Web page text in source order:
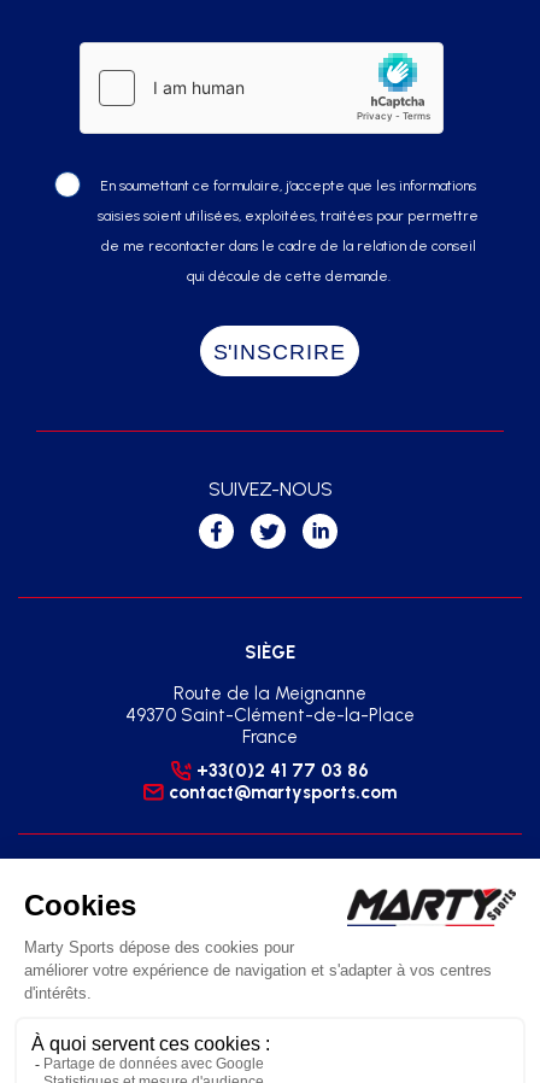
En soumettant ce formulaire, j’accepte que les informations
saisies soient utilisées, exploitées, traitées pour permettre
de me recontacter dans le cadre de la relation de conseil
qui découle de cette demande.
SIÈGE
Route de la Meignanne
49370 Saint-Clément-de-la-Place
France
+33(0)2 41 77 03 86
contact@martysports.com
AGENCE RÉGIONALE SUD-EST
2 Square du Sud - Zone Pôle 2000
07130 Saint-Péray
France
SUIVEZ-NOUS